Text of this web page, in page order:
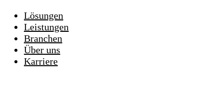
Lösungen
Leistungen
Branchen
Über uns
Karriere